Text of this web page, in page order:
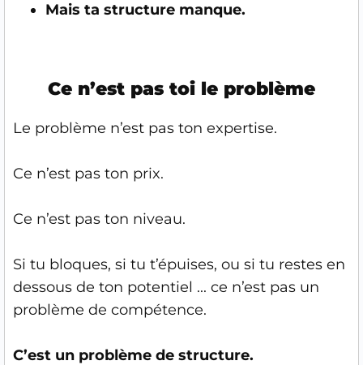
Mais ta structure manque.
Ce n’est pas toi le problème
Le problème n’est pas ton expertise.
Ce n’est pas ton prix.
Ce n’est pas ton niveau.
Si tu bloques, si tu t’épuises, ou si tu restes en
dessous de ton potentiel ... ce n’est pas un
problème de compétence.
C’est un problème de structure.